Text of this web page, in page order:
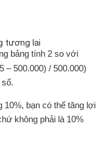
tương lai
bảng tính 2 so với
– 500.000) / 500.000)
10%, bạn có thể tăng lợi
không phải là 10%